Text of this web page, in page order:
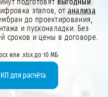
подготовят выгодный
этапов, от анализа
до проектирования,
и пусконаладки. Без
сроков и цены в договоре.
или .xlsx до 10 МБ
для расчёта